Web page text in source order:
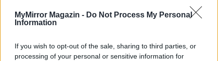
MyMirror Magazin - Do Not Process My Personal
Information
If you wish to opt-out of the sale, sharing to third parties, or
processing of your personal or sensitive information for
Minka 12. rész